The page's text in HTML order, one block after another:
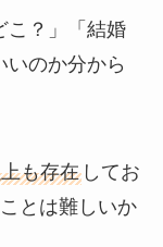
こ？」「結婚
いのか分から
も存在してお
とは難しいか